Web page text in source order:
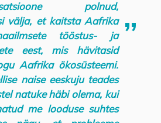
polnud,
välja, et kaitsta Aafrika
tööstus- ja
eest, mis hävitasid
Aafrika ökosüsteemi.
naise eeskuju teades
natuke häbi olema, kui
me looduse suhtes